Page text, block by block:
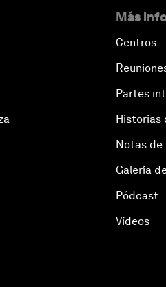
Más
Centros
Partes
Historias
Notas de
Galería
Pódcast
Vídeos